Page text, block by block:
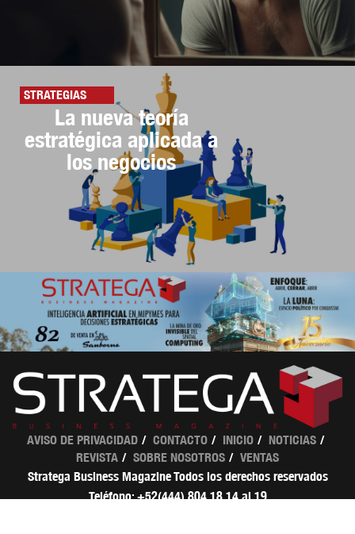
STRATEGIAS
La nueva teoría
estratégica aplicada a
los negocios
AVISO DE PRIVACIDAD CONTACTO INICIO
NOTICIAS
REVISTA
SOBRE NOSOTROS
VENTAS
Stratega Business Magazine Todos los derechos reservados
Teléfono: +52(444) 804 18 14 al 19